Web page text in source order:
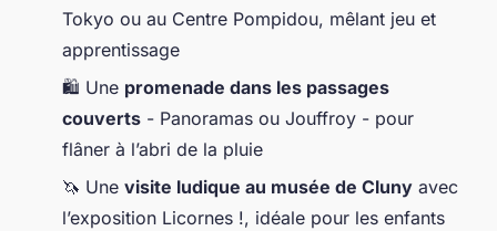
Tokyo ou au Centre Pompidou, mêlant jeu et
apprentissage
🛍️ Une promenade dans les passages
couverts - Panoramas ou Jouffroy - pour
flâner à l’abri de la pluie
🦄 Une visite ludique au musée de Cluny avec
l’exposition Licornes !, idéale pour les enfants